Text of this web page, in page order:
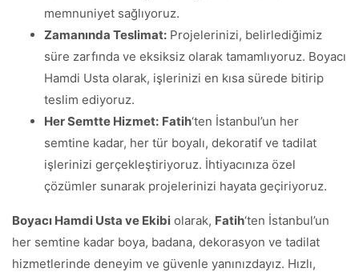
memnuniyet sağlıyoruz.
Zamanında Teslimat: Projelerinizi, belirlediğimiz
süre zarfında ve eksiksiz olarak tamamlıyoruz. Boyacı
Hamdi Usta olarak, işlerinizi en kısa sürede bitirip
teslim ediyoruz.
Her Semtte Hizmet: Fatih‘ten İstanbul’un her
semtine kadar, her tür boyalı, dekoratif ve tadilat
işlerinizi gerçekleştiriyoruz. İhtiyacınıza özel
çözümler sunarak projelerinizi hayata geçiriyoruz.
Boyacı Hamdi Usta ve Ekibi olarak, Fatih‘ten İstanbul’un
her semtine kadar boya, badana, dekorasyon ve tadilat
hizmetlerinde deneyim ve güvenle yanınızdayız. Hızlı,